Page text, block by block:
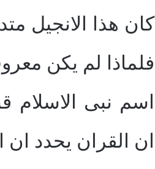
كان هذا الانجيل
فلماذا لم يكن
اسم نبى الاسلام
ان القران يحدد ان